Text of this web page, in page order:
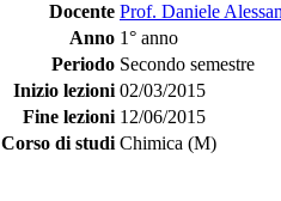
Docente Prof. Daniele
Anno 1° anno
Periodo Secondo semestre
Inizio lezioni 02/03/2015
Fine lezioni 12/06/2015
Corso di studi Chimica (M)